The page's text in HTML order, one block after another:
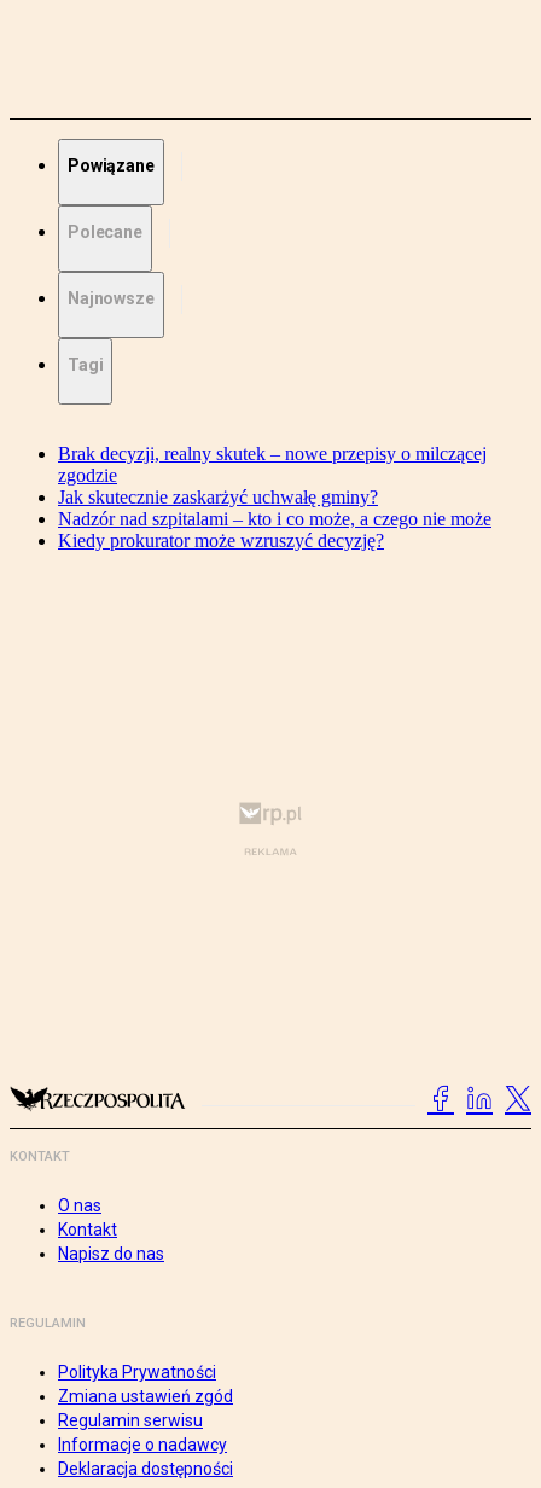
Powiązane
Polecane
Najnowsze
Tagi
Brak decyzji, realny skutek – nowe przepisy o milczącej
zgodzie
Jak skutecznie zaskarżyć uchwałę gminy?
Nadzór nad szpitalami – kto i co może, a czego nie może
Kiedy prokurator może wzruszyć decyzję?
KONTAKT
O nas
Kontakt
Napisz do nas
REGULAMIN
Polityka Prywatności
Zmiana ustawień zgód
Regulamin serwisu
Informacje o nadawcy
Deklaracja dostępności